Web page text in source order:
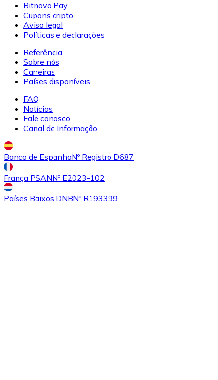
ComprarShiba Inucom transferência bancárias
cartão
SHIB
Comprar
UNI
Bitnovo Pay
Cupons cripto
Aviso legal
Políticas e declarações
Referência
Sobre nós
Carreiras
Países disponíveis
FAQ
Notícias
Fale conosco
Canal de Informação
Banco de EspanhaNº Registro D687
França PSANNº E2023-102
Países Baixos DNBNº R193399